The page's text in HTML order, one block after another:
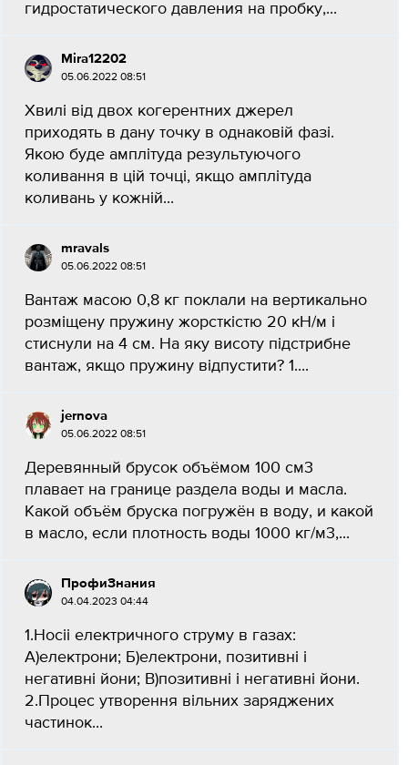
гидростатического давления на пробку,...
Mira12202
05.06.2022 08:51
Хвилі від двох когерентних джерел
приходять в дану точку в однаковій фазі.
Якою буде амплітуда результуючого
коливання в цій точці, якщо амплітуда
коливань у кожній...
mravals
05.06.2022 08:51
Вантаж масою 0,8 кг поклали на вертикально
розміщену пружину жорсткістю 20 кН/м і
стиснули на 4 см. На яку висоту підстрибне
вантаж, якщо пружину відпустити? 1....
jernova
05.06.2022 08:51
Деревянный брусок объёмом 100 см3
плавает на границе раздела воды и масла.
Какой объём бруска погружён в воду, и какой
в масло, если плотность воды 1000 кг/м3,...
ПрофиЗнания
04.04.2023 04:44
1.Носіі електричного струму в газах:
А)електрони; Б)електрони, позитивні і
негативні йони; В)позитивні і негативні йони.
2.Процес утворення вільних заряджених
частинок...